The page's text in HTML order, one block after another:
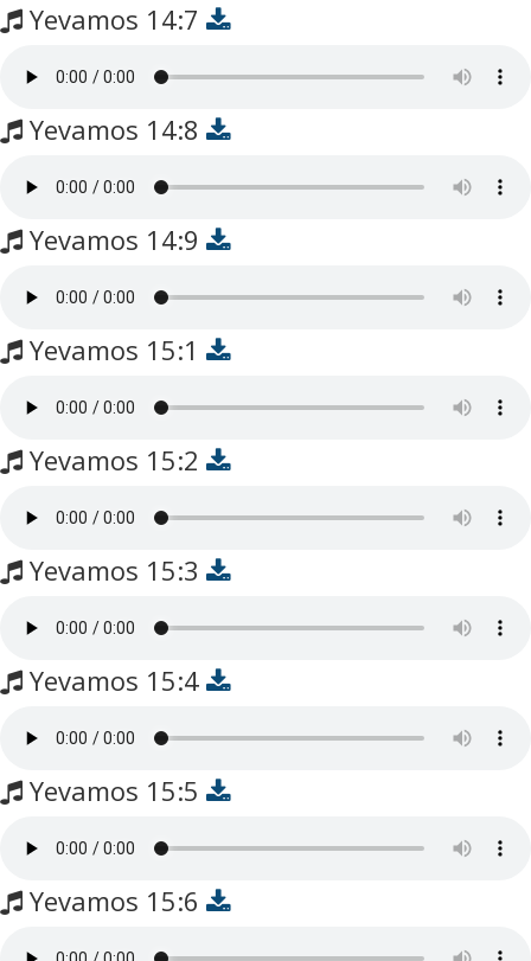
Yevamos 14:7
Yevamos 14:8
Yevamos 14:9
Yevamos 15:1
Yevamos 15:2
Yevamos 15:3
Yevamos 15:4
Yevamos 15:5
Yevamos 15:6